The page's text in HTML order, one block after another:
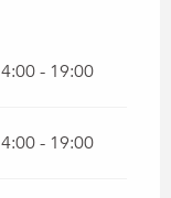
2026
- 19:00
- 19:00